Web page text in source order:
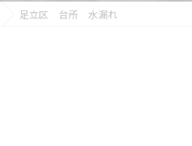
足立区 台所 水漏れ